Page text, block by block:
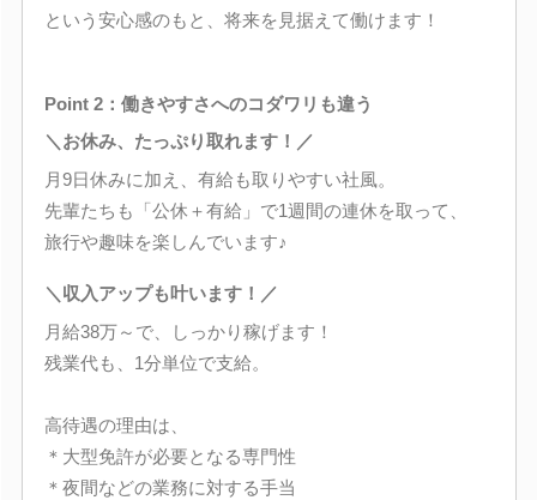
という安心感のもと、将来を見据えて働けます！
Point 2：働きやすさへのコダワリも違う
＼お休み、たっぷり取れます！／
月9日休みに加え、有給も取りやすい社風。
先輩たちも「公休＋有給」で1週間の連休を取って、
旅行や趣味を楽しんでいます♪
＼収入アップも叶います！／
月給38万～で、しっかり稼げます！
残業代も、1分単位で支給。
高待遇の理由は、
＊大型免許が必要となる専門性
＊夜間などの業務に対する手当